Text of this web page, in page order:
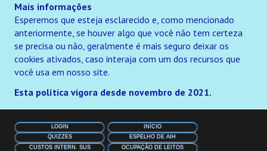
Mais informações
Esperemos que esteja esclarecido e, como mencionado
anteriormente, se houver algo que você não tem certeza
se precisa ou não, geralmente é mais seguro deixar os
cookies ativados, caso interaja com um dos recursos que
você usa em nosso site.
Esta política vigora desde novembro de 2021.
LOGIN
INÍCIO
QUIZZES
ESPELHO DE AIH
CUSTOS INTERN. SUS
OCUPAÇÂO DE LEITOS